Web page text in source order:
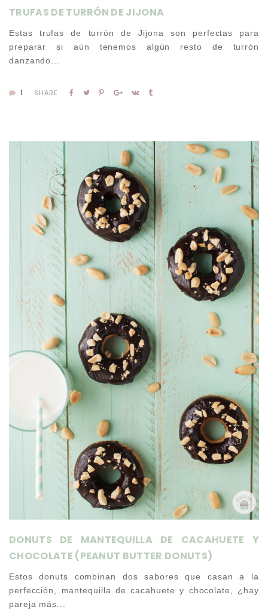
TRUFAS DE TURRÓN DE JIJONA
Estas trufas de turrón de Jijona son perfectas para
preparar si aún tenemos algún resto de turrón
danzando...
1 SHARE
DONUTS DE MANTEQUILLA DE CACAHUETE Y
CHOCOLATE (PEANUT BUTTER DONUTS)
Estos donuts combinan dos sabores que casan a la
perfección, mantequilla de cacahuete y chocolate, ¿hay
pareja más...